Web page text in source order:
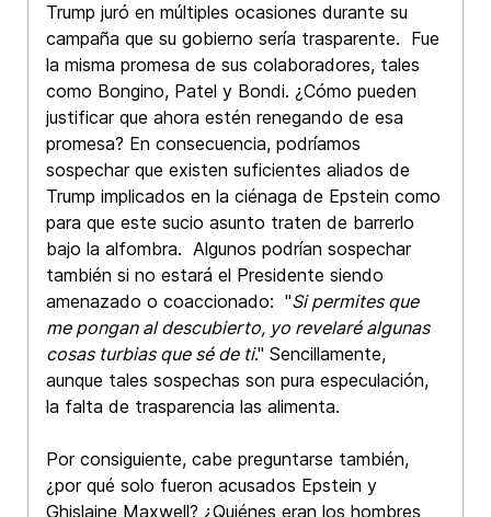
Trump juró en múltiples ocasiones durante su
campaña que su gobierno sería trasparente. Fue
la misma promesa de sus colaboradores, tales
como Bongino, Patel y Bondi. ¿Cómo pueden
justificar que ahora estén renegando de esa
promesa? En consecuencia, podríamos
sospechar que existen suficientes aliados de
Trump implicados en la ciénaga de Epstein como
para que este sucio asunto traten de barrerlo
bajo la alfombra. Algunos podrían sospechar
también si no estará el Presidente siendo
amenazado o coaccionado: "Si permites que
me pongan al descubierto, yo revelaré algunas
cosas turbias que sé de ti." Sencillamente,
aunque tales sospechas son pura especulación,
la falta de trasparencia las alimenta.
Por consiguiente, cabe preguntarse también,
¿por qué solo fueron acusados Epstein y
Ghislaine Maxwell? ¿Quiénes eran los hombres